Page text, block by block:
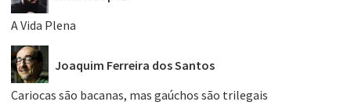
A Vida Plena
Joaquim Ferreira dos Santos
Cariocas são bacanas, mas gaúchos são trilegais